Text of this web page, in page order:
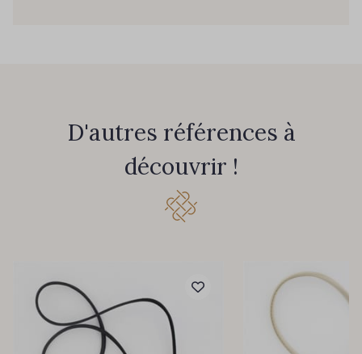
D'autres références à
découvrir !